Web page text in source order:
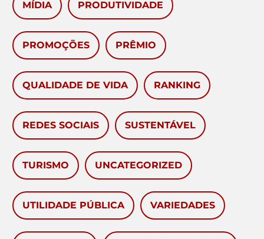
MÍDIA PRODUTIVIDADE
PROMOÇÕES PRÊMIO
QUALIDADE DE VIDA RANKING
REDES SOCIAIS SUSTENTÁVEL
TURISMO UNCATEGORIZED
UTILIDADE PÚBLICA VARIEDADES